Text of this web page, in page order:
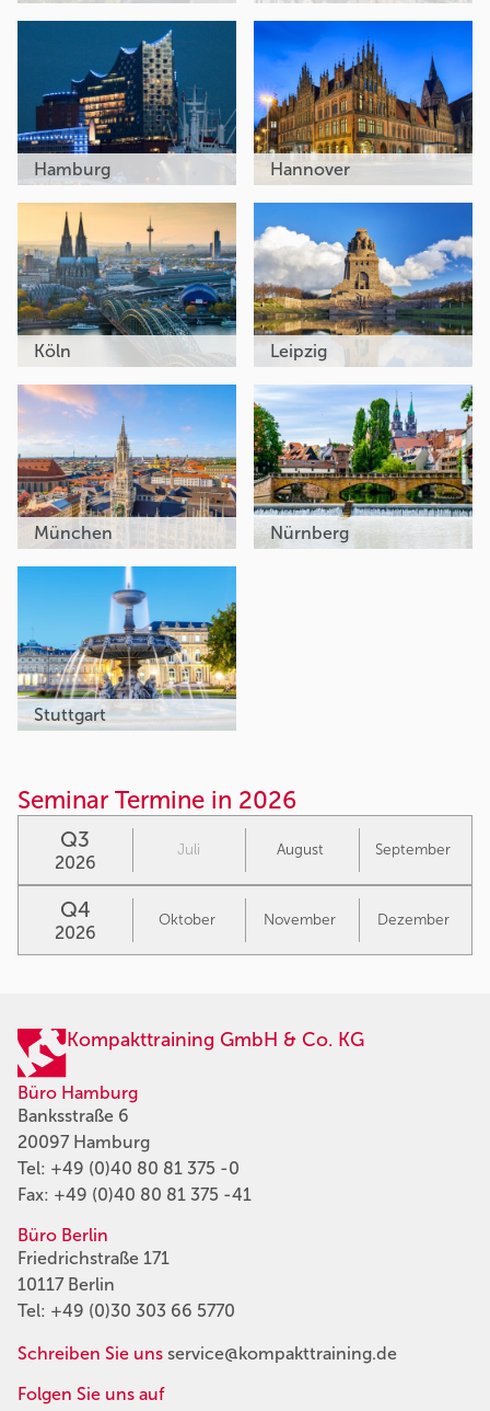
Hamburg Hannover
Köln Leipzig
München Nürnberg
Stuttgart
Seminar Termine in 2026
Q3
2026
Juli August September
Q4
2026
Oktober November Dezember
Kompakttraining GmbH & Co. KG
Büro Hamburg
Banksstraße 6
20097 Hamburg
Tel: +49 (0)40 80 81 375 -0
Fax: +49 (0)40 80 81 375 -41
Büro Berlin
Friedrichstraße 171
10117 Berlin
Tel: +49 (0)30 303 66 5770
Schreiben Sie uns service@kompakttraining.de
Folgen Sie uns auf